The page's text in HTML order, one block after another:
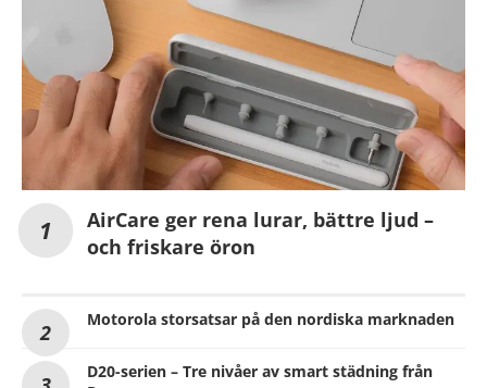
AirCare ger rena lurar, bättre ljud –
och friskare öron
Motorola storsatsar på den nordiska marknaden
D20-serien – Tre nivåer av smart städning från